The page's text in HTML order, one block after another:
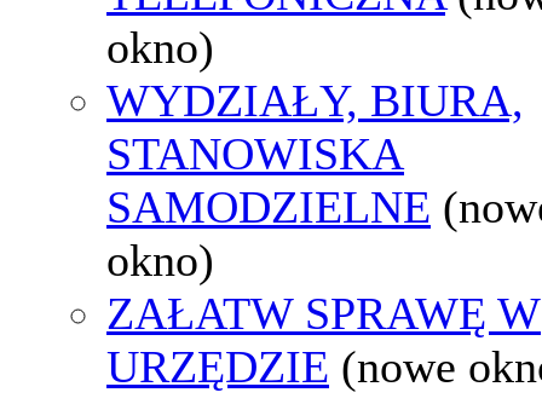
okno)
WYDZIAŁY, BIURA,
STANOWISKA
SAMODZIELNE
okno)
ZAŁATW SPRAWĘ W
URZĘDZIE (nowe